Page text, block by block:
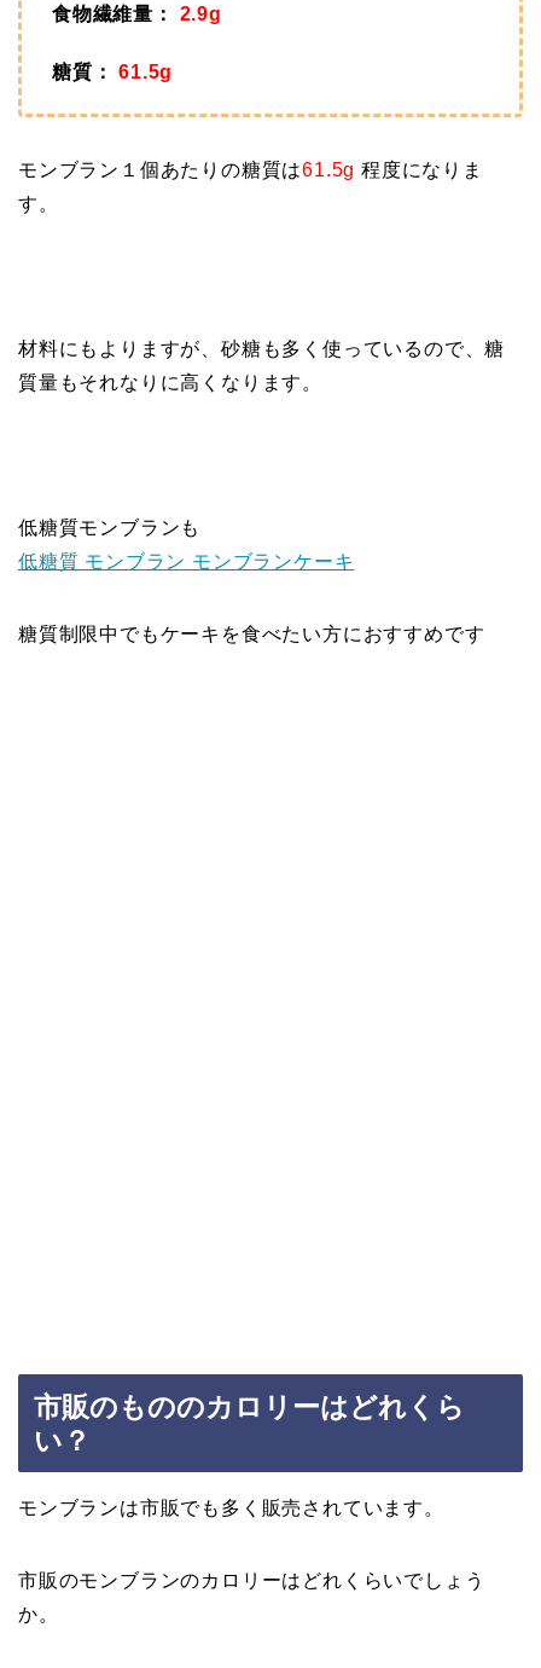
食物繊維量：
2.9g
糖質： 61.5g
モンブラン１個あたりの糖質は61.5g 程度になりま
す。
材料にもよりますが、砂糖も多く使っているので、糖
質量もそれなりに高くなります。
低糖質モンブランも
低糖質 モンブラン モンブランケーキ
糖質制限中でもケーキを食べたい方におすすめです
市販のもののカロリーはどれくら
い？
モンブランは市販でも多く販売されています。
市販のモンブランのカロリーはどれくらいでしょう
か。